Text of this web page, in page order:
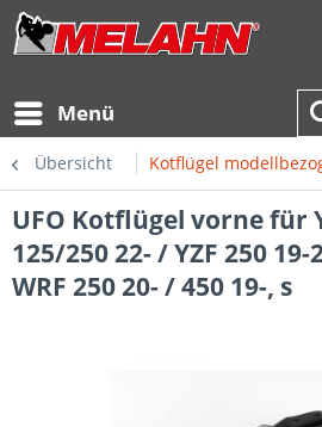
Menü
Übersicht Kotflügel
UFO Kotflügel vorne für
125/250 22- / YZF 250
WRF 250 20- / 450 19-, s